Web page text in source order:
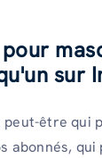
sur
peut-être qui
abonnés,